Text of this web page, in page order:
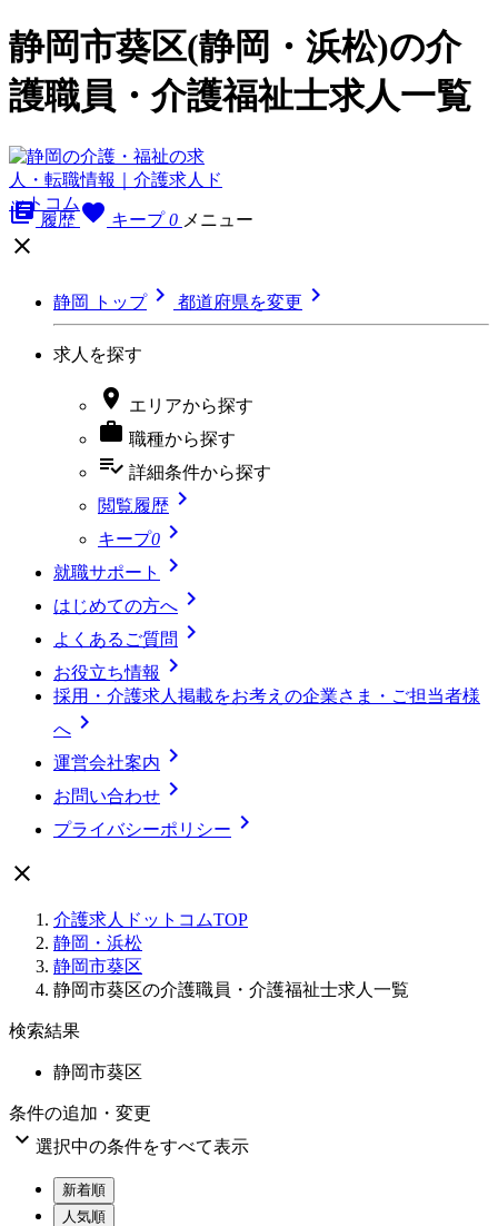
静岡市葵区(静岡・浜松)の介
護職員・介護福祉士求人一覧
library_books 履歴 favorite キープ 0 メニュー

静岡 トップ 都道府県を変更 
求人を探す
 エリアから探す
 職種から探す
playlist_add_check 詳細条件から探す
閲覧履歴 
キープ0 
就職サポート 
はじめての方へ 
よくあるご質問 
お役立ち情報 
採用・介護求人掲載をお考えの企業さま・ご担当者様
へ 
運営会社案内 
お問い合わせ 
プライバシーポリシー 

介護求人ドットコムTOP
静岡・浜松
静岡市葵区
静岡市葵区の介護職員・介護福祉士求人一覧
検索結果
静岡市葵区
条件の追加・変更
 選択中の条件をすべて表示
新着順
人気順